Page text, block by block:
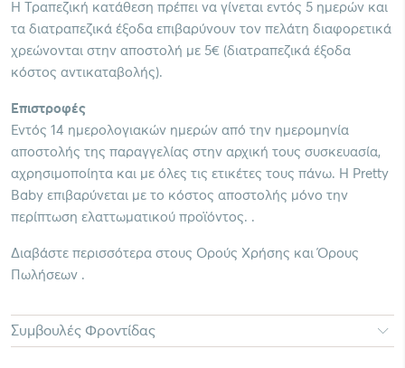
Η Τραπεζική κατάθεση πρέπει να γίνεται εντός 5 ημερών και
τα διατραπεζικά έξοδα επιβαρύνουν τον πελάτη διαφορετικά
χρεώνονται στην αποστολή με 5€ (διατραπεζικά έξοδα
κόστος αντικαταβολής).
Επιστροφές
Εντός 14 ημερολογιακών ημερών από την ημερομηνία
αποστολής της παραγγελίας στην αρχική τους συσκευασία,
αχρησιμοποίητα και με όλες τις ετικέτες τους πάνω. Η Pretty
Baby επιβαρύνεται με το κόστος αποστολής μόνο την
περίπτωση ελαττωματικού προϊόντος. .
Διαβάστε περισσότερα στους Ορούς Χρήσης και Όρους
Πωλήσεων .
Συμβουλές Φροντίδας